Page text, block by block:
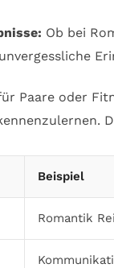
Ob bei
Paare oder
Beispiel
Romantik